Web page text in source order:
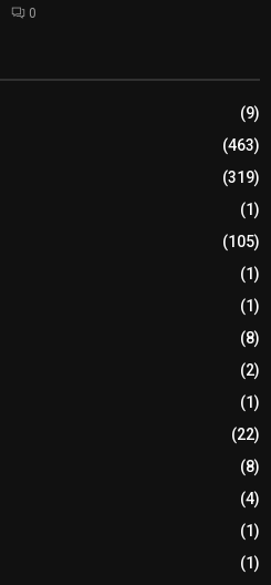
0
(9)
(463)
(319)
(1)
(105)
(1)
(1)
(8)
(2)
(1)
(22)
(8)
(4)
(1)
(1)